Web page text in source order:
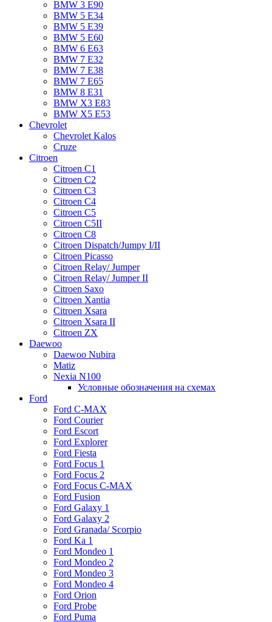
BMW 3 E90
BMW 5 E34
BMW 5 E39
BMW 5 E60
BMW 6 Е63
BMW 7 Е32
BMW 7 Е38
BMW 7 Е65
BMW 8 Е31
BMW X3 E83
BMW X5 E53
Chevrolet
Chevrolet Kalos
Cruze
Citroen
Citroen C1
Citroen C2
Citroen C3
Citroen C4
Citroen C5
Citroen C5II
Citroen C8
Citroen Dispatch/Jumpy I/II
Citroen Picasso
Citroen Relay/ Jumper
Citroen Relay/ Jumper II
Citroen Saxo
Citroen Xantia
Citroen Xsara
Citroen Xsara II
Citroen ZX
Daewoo
Daewoo Nubira
Matiz
Nexia N100
Условные обозначения на схемах
Ford
Ford C-MAX
Ford Courier
Ford Escort
Ford Explorer
Ford Fiesta
Ford Focus 1
Ford Focus 2
Ford Focus C-MAX
Ford Fusion
Ford Galaxy 1
Ford Galaxy 2
Ford Granada/ Scorpio
Ford Ka 1
Ford Mondeo 1
Ford Mondeo 2
Ford Mondeo 3
Ford Mondeo 4
Ford Orion
Ford Probe
Ford Puma